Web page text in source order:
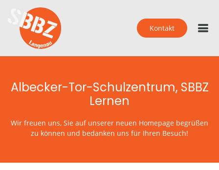
Kontakt
Albecker-Tor-Schulzentrum, SBBZ
Lernen
Wir freuen uns, Sie auf unserer neuen Homepage begrüßen
zu können und bedanken uns für Ihren Besuch!